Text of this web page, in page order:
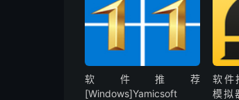
软件推荐
[Windows]Yamicsoft
软件
模拟